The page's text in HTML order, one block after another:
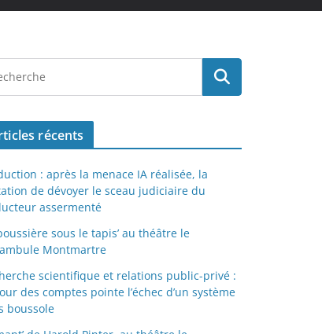
récents
: après la menace IA réalisée, la
de dévoyer le sceau judiciaire du
assermenté
sous le tapis’ au théâtre le
Montmartre
scientifique et relations public-privé :
des comptes pointe l’échec d’un système
boussole